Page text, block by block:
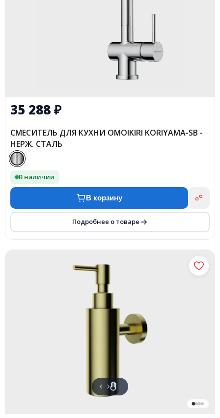
35 288₽
СМЕСИТЕЛЬ ДЛЯ КУХНИ OMOIKIRI KORIYAMA-SB -
НЕРЖ. СТАЛЬ
В наличии
В корзину
Подробнее о товаре